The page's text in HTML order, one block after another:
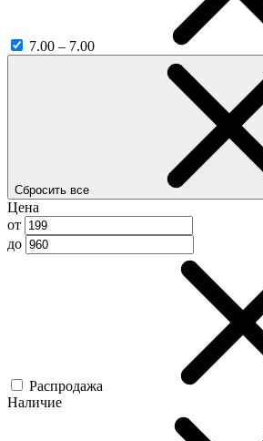
7.00 – 7.00
Сбросить все
Цена
от
до
Распродажа
Наличие